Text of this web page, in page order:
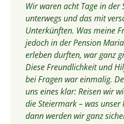
Wir waren acht Tage in der
unterwegs und das mit
Unterkünften. Was meine
jedoch in der Pension
erleben durften, war ganz
Diese Freundlichkeit und
bei Fragen war einmalig.
uns eines klar: Reisen wir
die Steiermark – was unser
dann werden wir ganz